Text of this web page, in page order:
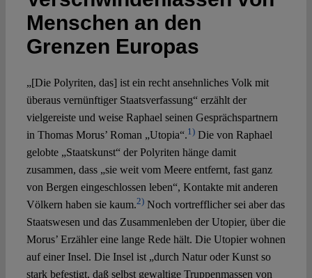
Open Access
Authors
Spotlight
Menschen an den
Grenzen Europas
„[Die Polyriten, das] ist ein recht ansehnliches Volk mit
überaus vernünftiger Staatsverfassung“ erzählt der
vielgereiste und weise Raphael seinen Gesprächspartnern
in Thomas Morus’ Roman „Utopia“.1)Die von Raphael
gelobte „Staatskunst“ der Polyriten hänge damit
zusammen, dass „sie weit vom Meere entfernt, fast ganz
von Bergen eingeschlossen leben“, Kontakte mit anderen
Völkern haben sie kaum.2)Noch vortrefflicher sei aber das
Staatswesen und das Zusammenleben der Utopier, über die
Morus’ Erzähler eine lange Rede hält. Die Utopier wohnen
auf einer Insel. Die Insel ist „durch Natur oder Kunst so
stark befestigt, daß selbst gewaltige Truppenmassen von